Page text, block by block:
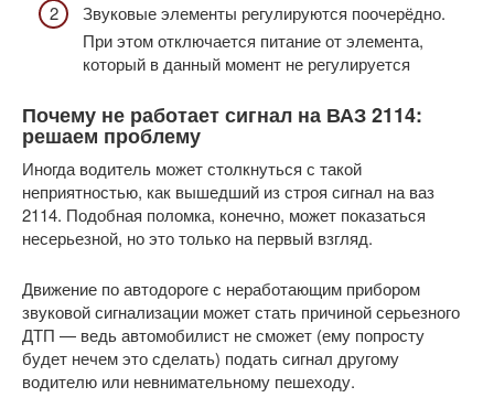
Звуковые элементы регулируются поочерёдно.
При этом отключается питание от элемента,
который в данный момент не регулируется
Почему не работает сигнал на ВАЗ 2114:
решаем проблему
Иногда водитель может столкнуться с такой
неприятностью, как вышедший из строя сигнал на ваз
2114. Подобная поломка, конечно, может показаться
несерьезной, но это только на первый взгляд.
Движение по автодороге с неработающим прибором
звуковой сигнализации может стать причиной серьезного
ДТП — ведь автомобилист не сможет (ему попросту
будет нечем это сделать) подать сигнал другому
водителю или невнимательному пешеходу.